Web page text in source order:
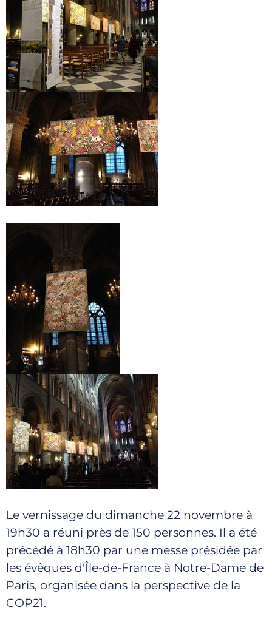
Le vernissage du dimanche 22 novembre à
19h30 a réuni près de 150 personnes. Il a été
précédé à 18h30 par une messe présidée par
les évêques d'Île-de-France à Notre-Dame de
Paris, organisée dans la perspective de la
COP21.